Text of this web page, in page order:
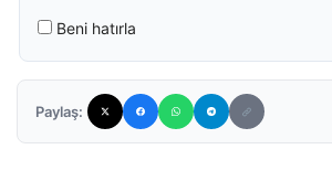
Beni hatırla
Paylaş: